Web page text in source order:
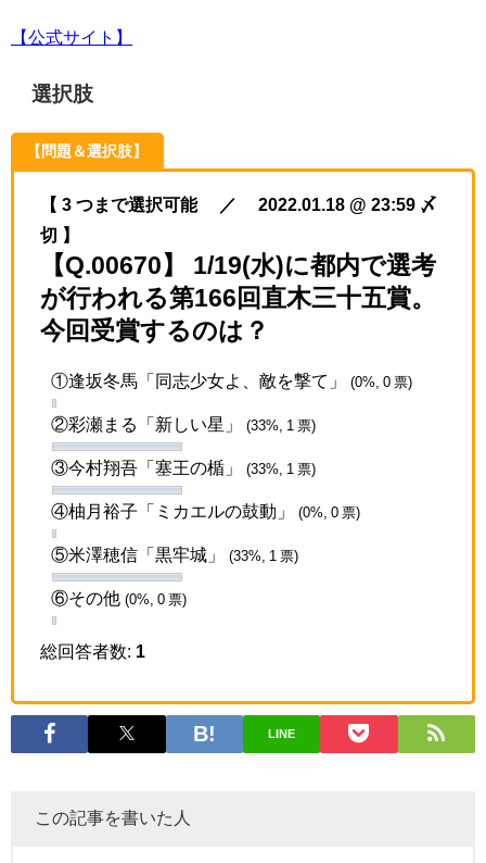
【公式サイト】
選択肢
【問題＆選択肢】
【 3 つまで選択可能 ／ 2022.01.18 @ 23:59 〆
切 】
【Q.00670】 1/19(水)に都内で選考
が行われる第166回直木三十五賞。
今回受賞するのは？
①逢坂冬馬「同志少女よ、敵を撃て」 (0%, 0 票)
②彩瀬まる「新しい星」 (33%, 1 票)
③今村翔吾「塞王の楯」 (33%, 1 票)
④柚月裕子「ミカエルの鼓動」 (0%, 0 票)
⑤米澤穂信「黒牢城」 (33%, 1 票)
⑥その他 (0%, 0 票)
総回答者数: 1
LINE
この記事を書いた人